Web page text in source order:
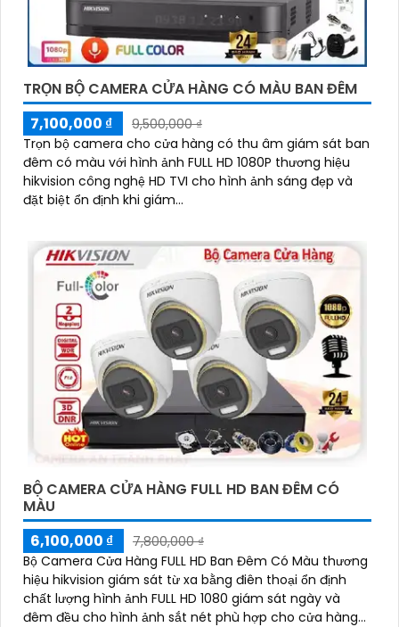
TRỌN BỘ CAMERA CỬA HÀNG CÓ MÀU BAN ĐÊM
7,100,000 ₫
9,500,000 ₫
Trọn bộ camera cho cửa hàng có thu âm giám sát ban
đêm có màu với hình ảnh FULL HD 1080P thương hiệu
hikvision công nghệ HD TVI cho hình ảnh sáng đẹp và
đặt biệt ổn định khi giám...
BỘ CAMERA CỬA HÀNG FULL HD BAN ĐÊM CÓ
MÀU
6,100,000 ₫
7,800,000 ₫
Bộ Camera Cửa Hàng FULL HD Ban Đêm Có Màu thương
hiệu hikvision giám sát từ xa bằng điên thoại ổn định
chất lượng hình ảnh FULL HD 1080 giám sát ngày và
đêm đều cho hình ảnh sắt nét phù hợp cho cửa hàng